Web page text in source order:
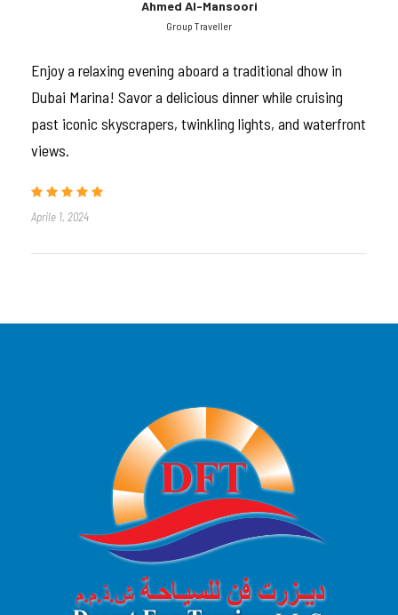
musica dal vivo e dell’intrattenimento mentre ammiri
Desert Fun Tourism, regalati una serata
indimenticabile di lusso, gastronomia e visite
turistiche sulla nostra Marina Dhow Dinner Cruise.
Prelievo dal tuo appartamento, hotel, residenza
Crociera di 2 ore nel Dubai Marina, Yacht Club,
ponte superiore all'aria aperta
Bevande di benvenuto, acqua, tè e caffè
Dolci arabi e frutta fresca
Vista panoramica della skyline di Dubai Marina
Selezione di insalate di frutta fresca e dessert
Cena a buffet preparata da un hotel a 5 stelle per
Ahmed Al-Mansoori
Group Traveller
Enjoy a relaxing evening aboard a traditional dhow in
Dubai Marina! Savor a delicious dinner while cruising
past iconic skyscrapers, twinkling lights, and waterfront
views.
Aprile 1, 2024